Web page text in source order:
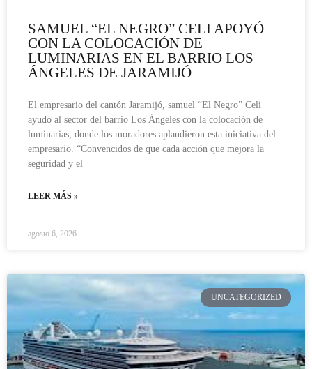
SAMUEL “EL NEGRO” CELI APOYÓ
CON LA COLOCACIÓN DE
LUMINARIAS EN EL BARRIO LOS
ÁNGELES DE JARAMIJÓ
El empresario del cantón Jaramijó, samuel “El Negro” Celi
ayudó al sector del barrio Los Ángeles con la colocación de
luminarias, donde los moradores aplaudieron esta iniciativa del
empresario. “Convencidos de que cada acción que mejora la
seguridad y el
LEER MÁS »
agosto 6, 2026
UNCATEGORIZED